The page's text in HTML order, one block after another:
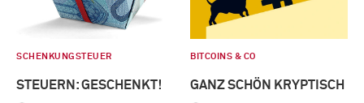
SCHENKUNGSTEUER
STEUERN: GESCHENKT!
BITCOINS & CO
GANZ SCHÖN KRYPTISCH